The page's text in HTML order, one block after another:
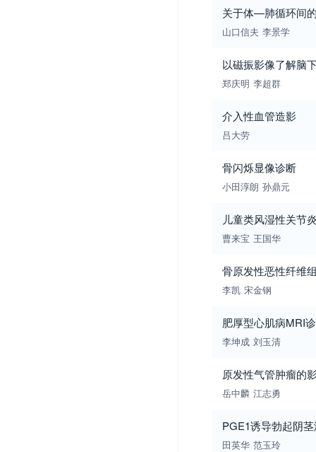
关于体—肺循环间
山口信夫 李景学
以磁振影像了解脑
郑庆明 李超群
介入性血管造影
吕大劳
骨闪烁显像诊断
小田淳朗 孙鼎元
儿童类风湿性关节
曹来宝 王国华
骨原发性恶性纤维
李凯 宋金钢
肥厚型心肌病MRI
李坤成 刘玉清
原发性气管肿瘤的
岳中麟 江志勇
PGE1诱导勃起阴
田英华 范玉玲